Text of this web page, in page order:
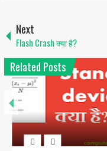
Next
Flash Crash क्या है?
Related Posts